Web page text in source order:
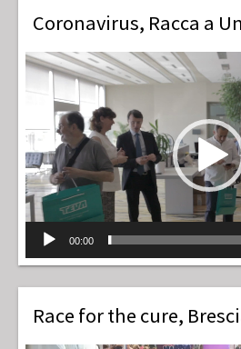
Coronavirus, Racca a
Video
Player
00:00
Race for the cure,